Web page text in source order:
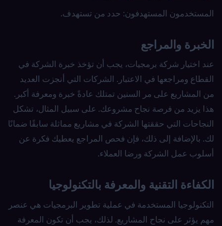
المستخدمون المستهدفون: حدد من تستهدف.
الخبرة والمراجع
عند اختيار شركة برمجيات، يجب أن تؤخذ خبرة الشركة في
القطاع ومراجعها في الاعتبار. الشركات التي أنجزت العديد
من المشاريع على مر السنين تمتلك عادةً خبرة ومعرفة أكبر.
هذا يزيد من فرصة نجاح مشروعك. على سبيل المثال، تشكل
النجاحات التي حققتها الشركة في مشاريع مماثلة سابقًا ضمانًا
لك. بالإضافة إلى ذلك، فإن فحص المراجع يعطيك فكرة عن
أسلوب عمل الشركة ورضا العملاء.
الكفاءة التقنية والمعرفة بالتكنولوجيا
التكنولوجيا المستخدمة في عملية تطوير البرمجيات هي عنصر
مهم يؤثر على نجاح المشاريع. لذلك، يجب أن تكون المعرفة